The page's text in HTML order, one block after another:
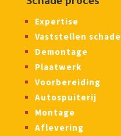
Expertise
Vaststellen schade
Demontage
Plaatwerk
Voorbereiding
Autospuiterij
Montage
Aflevering